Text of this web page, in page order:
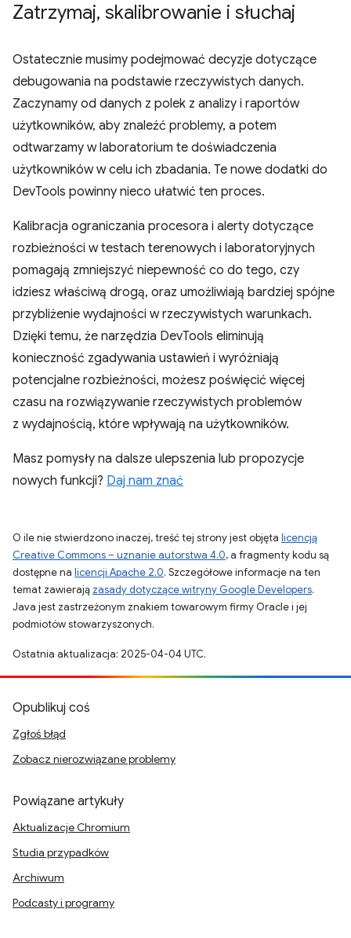
Zatrzymaj, skalibrowanie i słuchaj
Ostatecznie musimy podejmować decyzje dotyczące
debugowania na podstawie rzeczywistych danych.
Zaczynamy od danych z polek z analizy i raportów
użytkowników, aby znaleźć problemy, a potem
odtwarzamy w laboratorium te doświadczenia
użytkowników w celu ich zbadania. Te nowe dodatki do
DevTools powinny nieco ułatwić ten proces.
Kalibracja ograniczania procesora i alerty dotyczące
rozbieżności w testach terenowych i laboratoryjnych
pomagają zmniejszyć niepewność co do tego, czy
idziesz właściwą drogą, oraz umożliwiają bardziej spójne
przybliżenie wydajności w rzeczywistych warunkach.
Dzięki temu, że narzędzia DevTools eliminują
konieczność zgadywania ustawień i wyróżniają
potencjalne rozbieżności, możesz poświęcić więcej
czasu na rozwiązywanie rzeczywistych problemów
z wydajnością, które wpływają na użytkowników.
Masz pomysły na dalsze ulepszenia lub propozycje
nowych funkcji? Daj nam znać
O ile nie stwierdzono inaczej, treść tej strony jest objęta licencją
Creative Commons – uznanie autorstwa 4.0, a fragmenty kodu są
dostępne na licencji Apache 2.0. Szczegółowe informacje na ten
temat zawierają zasady dotyczące witryny Google Developers.
Java jest zastrzeżonym znakiem towarowym firmy Oracle i jej
podmiotów stowarzyszonych.
Ostatnia aktualizacja: 2025-04-04 UTC.
Opublikuj coś
Zgłoś błąd
Zobacz nierozwiązane problemy
Powiązane artykuły
Aktualizacje Chromium
Studia przypadków
Archiwum
Podcasty i programy